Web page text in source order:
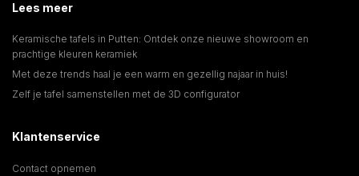
Lees meer
Keramische tafels in Putten: Ontdek onze nieuwe showroom en
prachtige kleuren keramiek
Met deze trends haal je een warm en gezellig najaar in huis!
Zelf je tafel samenstellen met de 3D configurator
Klantenservice
Contact opnemen